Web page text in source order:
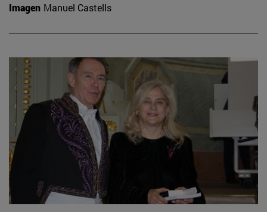
Imagen Manuel Castells